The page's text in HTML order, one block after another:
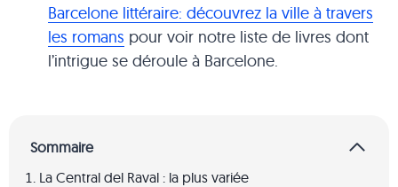
Barcelone littéraire: découvrez la ville à travers
les romans pour voir notre liste de livres dont
l’intrigue se déroule à Barcelone.
Sommaire
La Central del Raval : la plus variée